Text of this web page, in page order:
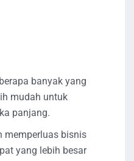
banyak yang
mudah untuk
panjang.
memperluas bisnis
yang lebih besar